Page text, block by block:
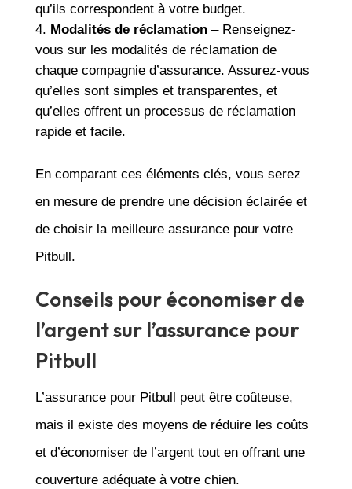
qu’ils correspondent à votre budget.
Modalités de réclamation– Renseignez-
vous sur les modalités de réclamation de
chaque compagnie d’assurance. Assurez-vous
qu’elles sont simples et transparentes, et
qu’elles offrent un processus de réclamation
rapide et facile.
En comparant ces éléments clés, vous serez
en mesure de prendre une décision éclairée et
de choisir la meilleure assurance pour votre
Pitbull.
Conseils pour économiser de
l’argent sur l’assurance pour
Pitbull
L’assurance pour Pitbull peut être coûteuse,
mais il existe des moyens de réduire les coûts
et d’économiser de l’argent tout en offrant une
couverture adéquate à votre chien.